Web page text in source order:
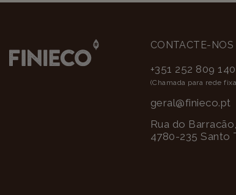
CONTACTE-NOS
+351 252 809 140
(Chamada para rede
geral@finieco.pt
Rua do
4780-235 Santo